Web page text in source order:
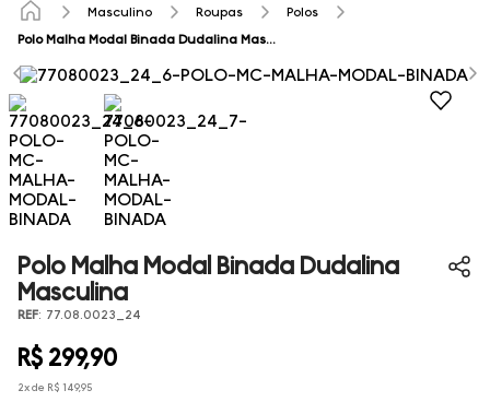
Masculino Roupas
Polos
Polo Malha Modal Binada Dudalina Masculina
Polo Malha Modal Binada Dudalina
Masculina
REF: 77.08.0023_24
R$ 299,90
2x de R$ 149,95